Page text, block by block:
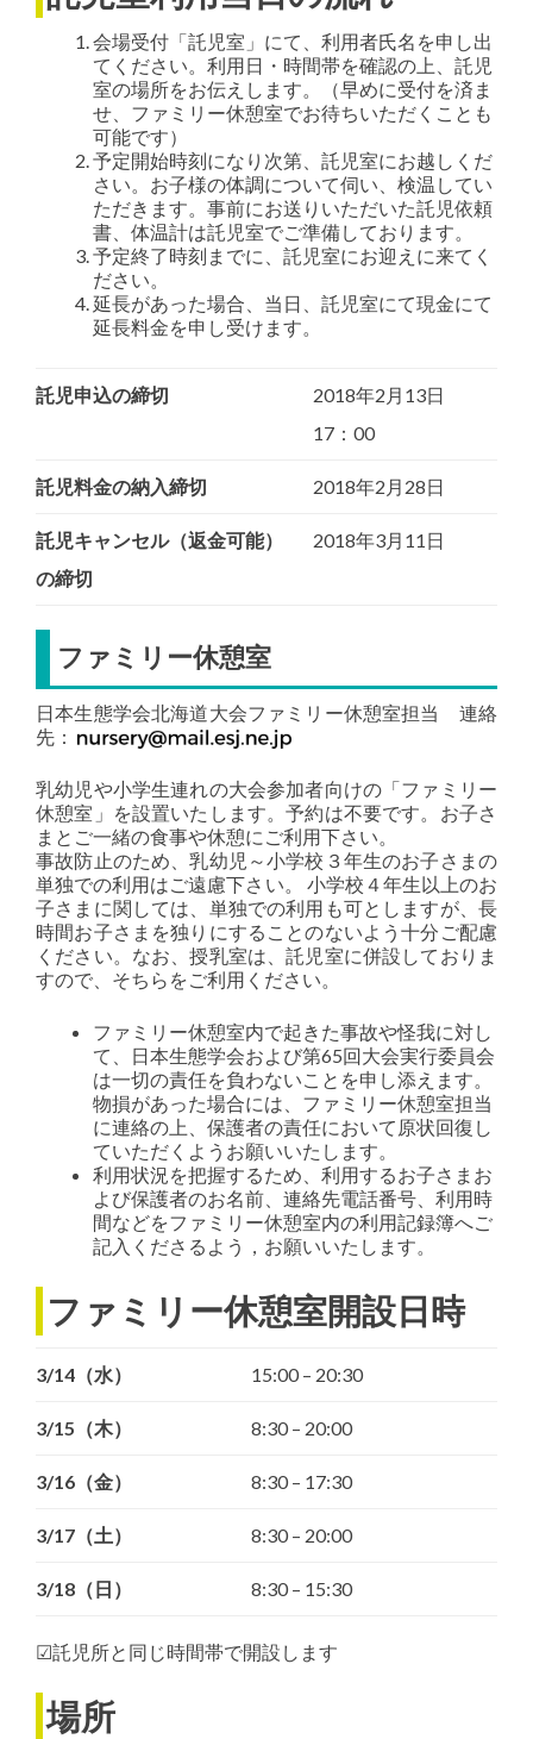
会場受付「託児室」にて、利用者氏名を申し出
てください。利用日・時間帯を確認の上、託児
室の場所をお伝えします。（早めに受付を済ま
せ、ファミリー休憩室でお待ちいただくことも
可能です）
予定開始時刻になり次第、託児室にお越しくだ
さい。お子様の体調について伺い、検温してい
ただきます。事前にお送りいただいた託児依頼
書、体温計は託児室でご準備しております。
予定終了時刻までに、託児室にお迎えに来てく
ださい。
延長があった場合、当日、託児室にて現金にて
延長料金を申し受けます。
託児申込の締切
2018年2月13日
17：00
託児料金の納入締切 2018年2月28日
託児キャンセル（返金可能）
の締切
2018年3月11日
ファミリー休憩室
日本生態学会北海道大会ファミリー休憩室担当 連絡
先：
乳幼児や小学生連れの大会参加者向けの「ファミリー
休憩室」を設置いたします。予約は不要です。お子さ
まとご一緒の食事や休憩にご利用下さい。
事故防止のため、乳幼児～小学校３年生のお子さまの
単独での利用はご遠慮下さい。 小学校４年生以上のお
子さまに関しては、単独での利用も可としますが、長
時間お子さまを独りにすることのないよう十分ご配慮
ください。なお、授乳室は、託児室に併設しておりま
すので、そちらをご利用ください。
ファミリー休憩室内で起きた事故や怪我に対し
て、日本生態学会および第65回大会実行委員会
は一切の責任を負わないことを申し添えます。
物損があった場合には、ファミリー休憩室担当
に連絡の上、保護者の責任において原状回復し
ていただくようお願いいたします。
利用状況を把握するため、利用するお子さまお
よび保護者のお名前、連絡先電話番号、利用時
間などをファミリー休憩室内の利用記録簿へご
記入くださるよう，お願いいたします。
ファミリー休憩室開設日時
3/14（水） 15:00 – 20:30
3/15（木） 8:30 – 20:00
3/16（金） 8:30 – 17:30
3/17（土） 8:30 – 20:00
3/18（日） 8:30 – 15:30
☑託児所と同じ時間帯で開設します
場所